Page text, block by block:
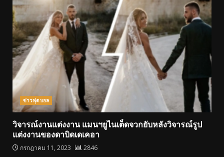
ข่าวฟุตบอล
วิจารณ์งานแต่งงาน แมนฯยูไนเต็ดจวกยับหลังวิจารณ์รูป
แต่งงานของดาบิดเดเคอา
กรกฎาคม 11, 2023 2846